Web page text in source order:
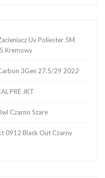
Uv Poliester 5M
Kremowy
3Gen 27.5/29 2022
PRE JKT
Czarno Szare
0912 Black Out Czarny